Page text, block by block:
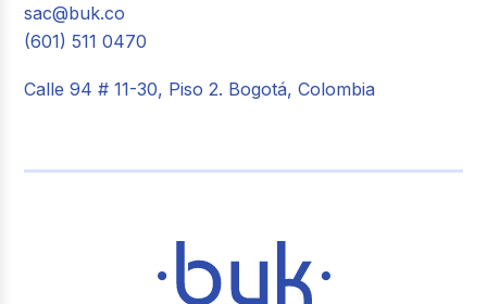
sac@buk.co
(601) 511 0470
Calle 94 # 11-30, Piso 2. Bogotá, Colombia